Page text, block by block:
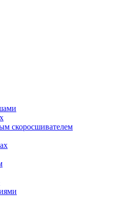
скоросшивателем